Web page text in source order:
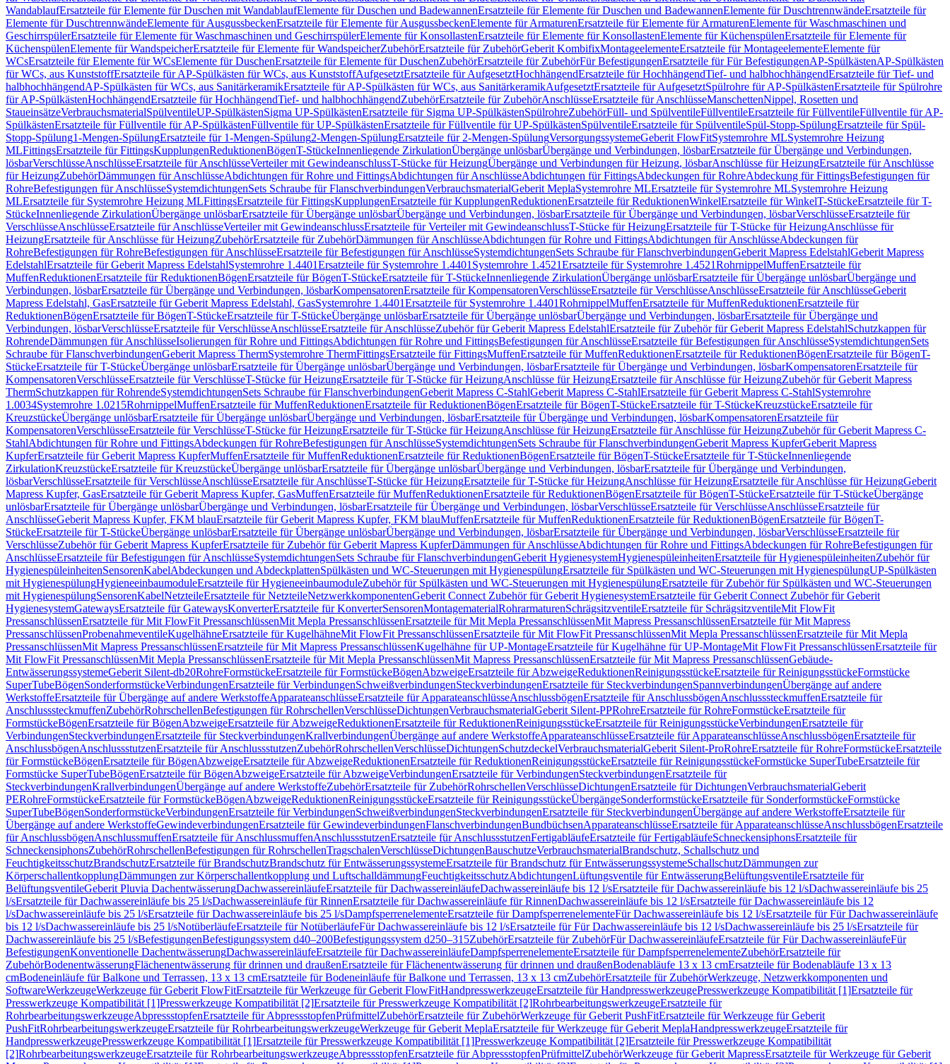
WandablaufErsatzteile für Elemente für Duschen mit WandablaufElemente für Duschen und BadewannenErsatzteile für Elemente für Duschen und BadewannenElemente für DuschtrennwändeErsatzteile für
Elemente für DuschtrennwändeElemente für AusgussbeckenErsatzteile für Elemente für AusgussbeckenElemente für ArmaturenErsatzteile für Elemente für ArmaturenElemente für Waschmaschinen und
GeschirrspülerErsatzteile für Elemente für Waschmaschinen und GeschirrspülerElemente für KonsollastenErsatzteile für Elemente für KonsollastenElemente für KüchenspülenErsatzteile für Elemente für
KüchenspülenElemente für WandspeicherErsatzteile für Elemente für WandspeicherZubehörErsatzteile für ZubehörGeberit KombifixMontageelementeErsatzteile für MontageelementeElemente für
WCsErsatzteile für Elemente für WCsElemente für DuschenErsatzteile für Elemente für DuschenZubehörErsatzteile für ZubehörFür BefestigungenErsatzteile für Für BefestigungenAP-SpülkästenAP-Spülkästen
für WCs, aus KunststoffErsatzteile für AP-Spülkästen für WCs, aus KunststoffAufgesetztErsatzteile für AufgesetztHochhängendErsatzteile für HochhängendTief- und halbhochhängendErsatzteile für Tief- und
halbhochhängendAP-Spülkästen für WCs, aus SanitärkeramikErsatzteile für AP-Spülkästen für WCs, aus SanitärkeramikAufgesetztErsatzteile für AufgesetztSpülrohre für AP-SpülkästenErsatzteile für Spülrohre
für AP-SpülkästenHochhängendErsatzteile für HochhängendTief- und halbhochhängendZubehörErsatzteile für ZubehörAnschlüsseErsatzteile für AnschlüsseManschettenNippel, Rosetten und
StaueinsätzeVerbrauchsmaterialSpülventileUP-SpülkästenSigma UP-SpülkästenErsatzteile für Sigma UP-SpülkästenSpülrohreZubehörFüll- und SpülventileFüllventileErsatzteile für FüllventileFüllventile für AP-
SpülkästenErsatzteile für Füllventile für AP-SpülkästenFüllventile für UP-SpülkästenErsatzteile für Füllventile für UP-SpülkästenSpülventileErsatzteile für SpülventileSpül-Stopp-SpülungErsatzteile für Spül-
Stopp-Spülung1-Mengen-SpülungErsatzteile für 1-Mengen-Spülung2-Mengen-SpülungErsatzteile für 2-Mengen-SpülungVersorgungssystemeGeberit FlowFitSystemrohre MLSystemrohre Heizung
MLFittingsErsatzteile für FittingsKupplungenReduktionenBögenT-StückeInnenliegende ZirkulationÜbergänge unlösbarÜbergänge und Verbindungen, lösbarErsatzteile für Übergänge und Verbindungen,
lösbarVerschlüsseAnschlüsseErsatzteile für AnschlüsseVerteiler mit GewindeanschlussT-Stücke für HeizungÜbergänge und Verbindungen für Heizung, lösbarAnschlüsse für HeizungErsatzteile für Anschlüsse
für HeizungZubehörDämmungen für AnschlüsseAbdichtungen für Rohre und FittingsAbdichtungen für AnschlüsseAbdichtungen für FittingsAbdeckungen für RohreAbdeckung für FittingsBefestigungen für
RohreBefestigungen für AnschlüsseSystemdichtungenSets Schraube für FlanschverbindungenVerbrauchsmaterialGeberit MeplaSystemrohre MLErsatzteile für Systemrohre MLSystemrohre Heizung
MLErsatzteile für Systemrohre Heizung MLFittingsErsatzteile für FittingsKupplungenErsatzteile für KupplungenReduktionenErsatzteile für ReduktionenWinkelErsatzteile für WinkelT-StückeErsatzteile für T-
StückeInnenliegende ZirkulationÜbergänge unlösbarErsatzteile für Übergänge unlösbarÜbergänge und Verbindungen, lösbarErsatzteile für Übergänge und Verbindungen, lösbarVerschlüsseErsatzteile für
VerschlüsseAnschlüsseErsatzteile für AnschlüsseVerteiler mit GewindeanschlussErsatzteile für Verteiler mit GewindeanschlussT-Stücke für HeizungErsatzteile für T-Stücke für HeizungAnschlüsse für
HeizungErsatzteile für Anschlüsse für HeizungZubehörErsatzteile für ZubehörDämmungen für AnschlüsseAbdichtungen für Rohre und FittingsAbdichtungen für AnschlüsseAbdeckungen für
RohreBefestigungen für RohreBefestigungen für AnschlüsseErsatzteile für Befestigungen für AnschlüsseSystemdichtungenSets Schraube für FlanschverbindungenGeberit Mapress EdelstahlGeberit Mapress
EdelstahlErsatzteile für Geberit Mapress EdelstahlSystemrohre 1.4401Ersatzteile für Systemrohre 1.4401 Systemrohre 1.4521Ersatzteile für Systemrohre 1.4521RohrnippelMuffenErsatzteile für
MuffenReduktionenErsatzteile für ReduktionenBögenErsatzteile für BögenT-StückeErsatzteile für T-StückeInnenliegende ZirkulationÜbergänge unlösbarErsatzteile für Übergänge unlösbarÜbergänge und
Verbindungen, lösbarErsatzteile für Übergänge und Verbindungen, lösbarKompensatorenErsatzteile für KompensatorenVerschlüsseErsatzteile für VerschlüsseAnschlüsseErsatzteile für AnschlüsseGeberit
Mapress Edelstahl, GasErsatzteile für Geberit Mapress Edelstahl, GasSystemrohre 1.4401Ersatzteile für Systemrohre 1.4401RohrnippelMuffenErsatzteile für MuffenReduktionenErsatzteile für
ReduktionenBögenErsatzteile für BögenT-StückeErsatzteile für T-StückeÜbergänge unlösbarErsatzteile für Übergänge unlösbarÜbergänge und Verbindungen, lösbarErsatzteile für Übergänge und
Verbindungen, lösbarVerschlüsseErsatzteile für VerschlüsseAnschlüsseErsatzteile für AnschlüsseZubehör für Geberit Mapress EdelstahlErsatzteile für Zubehör für Geberit Mapress EdelstahlSchutzkappen für
RohrendeDämmungen für AnschlüsseIsolierungen für Rohre und FittingsAbdichtungen für Rohre und FittingsBefestigungen für AnschlüsseErsatzteile für Befestigungen für AnschlüsseSystemdichtungenSets
Schraube für FlanschverbindungenGeberit Mapress ThermSystemrohre ThermFittingsErsatzteile für FittingsMuffenErsatzteile für MuffenReduktionenErsatzteile für ReduktionenBögenErsatzteile für BögenT-
StückeErsatzteile für T-StückeÜbergänge unlösbarErsatzteile für Übergänge unlösbarÜbergänge und Verbindungen, lösbarErsatzteile für Übergänge und Verbindungen, lösbarKompensatorenErsatzteile für
KompensatorenVerschlüsseErsatzteile für VerschlüsseT-Stücke für HeizungErsatzteile für T-Stücke für HeizungAnschlüsse für HeizungErsatzteile für Anschlüsse für HeizungZubehör für Geberit Mapress
ThermSchutzkappen für RohrendeSystemdichtungenSets Schraube für FlanschverbindungenGeberit Mapress C-StahlGeberit Mapress C-StahlErsatzteile für Geberit Mapress C-StahlSystemrohre
1.0034Systemrohre 1.0215RohrnippelMuffenErsatzteile für MuffenReduktionenErsatzteile für ReduktionenBögenErsatzteile für BögenT-StückeErsatzteile für T-StückeKreuzstückeErsatzteile für
KreuzstückeÜbergänge unlösbarErsatzteile für Übergänge unlösbarÜbergänge und Verbindungen, lösbarErsatzteile für Übergänge und Verbindungen, lösbarKompensatorenErsatzteile für
KompensatorenVerschlüsseErsatzteile für VerschlüsseT-Stücke für HeizungErsatzteile für T-Stücke für HeizungAnschlüsse für HeizungErsatzteile für Anschlüsse für HeizungZubehör für Geberit Mapress C-
StahlAbdichtungen für Rohre und FittingsAbdeckungen für RohreBefestigungen für AnschlüsseSystemdichtungenSets Schraube für FlanschverbindungenGeberit Mapress KupferGeberit Mapress
KupferErsatzteile für Geberit Mapress KupferMuffenErsatzteile für MuffenReduktionenErsatzteile für ReduktionenBögenErsatzteile für BögenT-StückeErsatzteile für T-StückeInnenliegende
ZirkulationKreuzstückeErsatzteile für KreuzstückeÜbergänge unlösbarErsatzteile für Übergänge unlösbarÜbergänge und Verbindungen, lösbarErsatzteile für Übergänge und Verbindungen,
lösbarVerschlüsseErsatzteile für VerschlüsseAnschlüsseErsatzteile für AnschlüsseT-Stücke für HeizungErsatzteile für T-Stücke für HeizungAnschlüsse für HeizungErsatzteile für Anschlüsse für HeizungGeberit
Mapress Kupfer, GasErsatzteile für Geberit Mapress Kupfer, GasMuffenErsatzteile für MuffenReduktionenErsatzteile für ReduktionenBögenErsatzteile für BögenT-StückeErsatzteile für T-StückeÜbergänge
unlösbarErsatzteile für Übergänge unlösbarÜbergänge und Verbindungen, lösbarErsatzteile für Übergänge und Verbindungen, lösbarVerschlüsseErsatzteile für VerschlüsseAnschlüsseErsatzteile für
AnschlüsseGeberit Mapress Kupfer, FKM blauErsatzteile für Geberit Mapress Kupfer, FKM blauMuffenErsatzteile für MuffenReduktionenErsatzteile für ReduktionenBögenErsatzteile für BögenT-
StückeErsatzteile für T-StückeÜbergänge unlösbarErsatzteile für Übergänge unlösbarÜbergänge und Verbindungen, lösbarErsatzteile für Übergänge und Verbindungen, lösbarVerschlüsseErsatzteile für
VerschlüsseZubehör für Geberit Mapress KupferErsatzteile für Zubehör für Geberit Mapress KupferDämmungen für AnschlüsseAbdichtungen für Rohre und FittingsAbdeckungen für RohreBefestigungen für
AnschlüsseErsatzteile für Befestigungen für AnschlüsseSystemdichtungenSets Schraube für FlanschverbindungenGeberit HygienesystemHygienespüleinheitenErsatzteile für HygienespüleinheitenZubehör für
HygienespüleinheitenSensorenKabelAbdeckungen und AbdeckplattenSpülkästen und WC-Steuerungen mit HygienespülungErsatzteile für Spülkästen und WC-Steuerungen mit HygienespülungUP-Spülkästen
mit HygienespülungHygieneeinbaumoduleErsatzteile für HygieneeinbaumoduleZubehör für Spülkästen und WC-Steuerungen mit HygienespülungErsatzteile für Zubehör für Spülkästen und WC-Steuerungen
mit HygienespülungSensorenKabelNetzteileErsatzteile für NetzteileNetzwerkkomponentenGeberit Connect Zubehör für Geberit HygienesystemErsatzteile für Geberit Connect Zubehör für Geberit
HygienesystemGatewaysErsatzteile für GatewaysKonverterErsatzteile für KonverterSensorenMontagematerialRohrarmaturenSchrägsitzventileErsatzteile für SchrägsitzventileMit FlowFit
PressanschlüssenErsatzteile für Mit FlowFit PressanschlüssenMit Mepla PressanschlüssenErsatzteile für Mit Mepla PressanschlüssenMit Mapress PressanschlüssenErsatzteile für Mit Mapress
PressanschlüssenProbenahmeventileKugelhähneErsatzteile für KugelhähneMit FlowFit PressanschlüssenErsatzteile für Mit FlowFit PressanschlüssenMit Mepla PressanschlüssenErsatzteile für Mit Mepla
PressanschlüssenMit Mapress PressanschlüssenErsatzteile für Mit Mapress PressanschlüssenKugelhähne für UP-MontageErsatzteile für Kugelhähne für UP-MontageMit FlowFit PressanschlüssenErsatzteile für
Mit FlowFit PressanschlüssenMit Mepla PressanschlüssenErsatzteile für Mit Mepla PressanschlüssenMit Mapress PressanschlüssenErsatzteile für Mit Mapress PressanschlüssenGebäude-
EntwässerungssystemeGeberit Silent-db20RohreFormstückeErsatzteile für FormstückeBögenAbzweigeErsatzteile für AbzweigeReduktionenReinigungsstückeErsatzteile für ReinigungsstückeFormstücke
SuperTubeBögenSonderformstückeVerbindungenErsatzteile für VerbindungenSchweißverbindungenSteckverbindungenErsatzteile für SteckverbindungenSpannverbindungenÜbergänge auf andere
WerkstoffeErsatzteile für Übergänge auf andere WerkstoffeApparateanschlüsseErsatzteile für ApparateanschlüsseAnschlussbögenErsatzteile für AnschlussbögenAnschlusssteckmuffenErsatzteile für
AnschlusssteckmuffenZubehörRohrschellenBefestigungen für RohrschellenVerschlüsseDichtungenVerbrauchsmaterialGeberit Silent-PPRohreErsatzteile für RohreFormstückeErsatzteile für
FormstückeBögenErsatzteile für BögenAbzweigeErsatzteile für AbzweigeReduktionenErsatzteile für ReduktionenReinigungsstückeErsatzteile für ReinigungsstückeVerbindungenErsatzteile für
VerbindungenSteckverbindungenErsatzteile für SteckverbindungenKrallverbindungenÜbergänge auf andere WerkstoffeApparateanschlüsseErsatzteile für ApparateanschlüsseAnschlussbögenErsatzteile für
AnschlussbögenAnschlussstutzenErsatzteile für AnschlussstutzenZubehörRohrschellenVerschlüsseDichtungenSchutzdeckelVerbrauchsmaterialGeberit Silent-ProRohreErsatzteile für RohreFormstückeErsatzteile
für FormstückeBögenErsatzteile für BögenAbzweigeErsatzteile für AbzweigeReduktionenErsatzteile für ReduktionenReinigungsstückeErsatzteile für ReinigungsstückeFormstücke SuperTubeErsatzteile für
Formstücke SuperTubeBögenErsatzteile für BögenAbzweigeErsatzteile für AbzweigeVerbindungenErsatzteile für VerbindungenSteckverbindungenErsatzteile für
SteckverbindungenKrallverbindungenÜbergänge auf andere WerkstoffeZubehörErsatzteile für ZubehörRohrschellenVerschlüsseDichtungenErsatzteile für DichtungenVerbrauchsmaterialGeberit
PERohreFormstückeErsatzteile für FormstückeBögenAbzweigeReduktionenReinigungsstückeErsatzteile für ReinigungsstückeÜbergängeSonderformstückeErsatzteile für SonderformstückeFormstücke
SuperTubeBögenSonderformstückeVerbindungenErsatzteile für VerbindungenSchweißverbindungenSteckverbindungenErsatzteile für SteckverbindungenÜbergänge auf andere WerkstoffeErsatzteile für
Übergänge auf andere WerkstoffeGewindeverbindungenErsatzteile für GewindeverbindungenFlanschverbindungenBundbüchsenApparateanschlüsseErsatzteile für ApparateanschlüsseAnschlussbögenErsatzteile
für AnschlussbögenAnschlussmuffenErsatzteile für AnschlussmuffenAnschlussstutzenErsatzteile für AnschlussstutzenFertigabläufeErsatzteile für FertigabläufeSchneckensiphonsErsatzteile für
SchneckensiphonsZubehörRohrschellenBefestigungen für RohrschellenTragschalenVerschlüsseDichtungenBauschutzeVerbrauchsmaterialBrandschutz, Schallschutz und
FeuchtigkeitsschutzBrandschutzErsatzteile für BrandschutzBrandschutz für EntwässerungssystemeErsatzteile für Brandschutz für EntwässerungssystemeSchallschutzDämmungen zur
KörperschallentkopplungDämmungen zur Körperschallentkopplung und LuftschalldämmungFeuchtigkeitsschutzAbdichtungenLüftungsventile für EntwässerungBelüftungsventileErsatzteile für
BelüftungsventileGeberit Pluvia DachentwässerungDachwassereinläufeErsatzteile für DachwassereinläufeDachwassereinläufe bis 12 l/sErsatzteile für Dachwassereinläufe bis 12 l/sDachwassereinläufe bis 25
l/sErsatzteile für Dachwassereinläufe bis 25 l/sDachwassereinläufe für RinnenErsatzteile für Dachwassereinläufe für RinnenDachwassereinläufe bis 12 l/sErsatzteile für Dachwassereinläufe bis 12
l/sDachwassereinläufe bis 25 l/sErsatzteile für Dachwassereinläufe bis 25 l/sDampfsperrenelementeErsatzteile für DampfsperrenelementeFür Dachwassereinläufe bis 12 l/sErsatzteile für Für Dachwassereinläufe
bis 12 l/sDachwassereinläufe bis 25 l/sNotüberläufeErsatzteile für NotüberläufeFür Dachwassereinläufe bis 12 l/sErsatzteile für Für Dachwassereinläufe bis 12 l/sDachwassereinläufe bis 25 l/sErsatzteile für
Dachwassereinläufe bis 25 l/sBefestigungenBefestigungssystem d40–200Befestigungssystem d250–315ZubehörErsatzteile für ZubehörFür DachwassereinläufeErsatzteile für Für DachwassereinläufeFür
BefestigungenKonventionelle DachentwässerungDachwassereinläufeErsatzteile für DachwassereinläufeDampfsperrenelementeErsatzteile für DampfsperrenelementeZubehörErsatzteile für
ZubehörBodenentwässerungFlächenentwässerung für drinnen und draußenErsatzteile für Flächenentwässerung für drinnen und draußenBodenabläufe 13 x 13 cmErsatzteile für Bodenabläufe 13 x 13
cmBodeneinläufe für Balkone und Terrassen, 13 x 13 cmErsatzteile für Bodeneinläufe für Balkone und Terrassen, 13 x 13 cmZubehörErsatzteile für ZubehörWerkzeuge, Netzwerkkomponenten und
SoftwareWerkzeugeWerkzeuge für Geberit FlowFitErsatzteile für Werkzeuge für Geberit FlowFitHandpresswerkzeugeErsatzteile für HandpresswerkzeugePresswerkzeuge Kompatibilität [1]Ersatzteile für
Presswerkzeuge Kompatibilität [1]Presswerkzeuge Kompatibilität [2]Ersatzteile für Presswerkzeuge Kompatibilität [2]RohrbearbeitungswerkzeugeErsatzteile für
RohrbearbeitungswerkzeugeAbpressstopfenErsatzteile für AbpressstopfenPrüfmittelZubehörErsatzteile für ZubehörWerkzeuge für Geberit PushFitErsatzteile für Werkzeuge für Geberit
PushFitRohrbearbeitungswerkzeugeErsatzteile für RohrbearbeitungswerkzeugeWerkzeuge für Geberit MeplaErsatzteile für Werkzeuge für Geberit MeplaHandpresswerkzeugeErsatzteile für
HandpresswerkzeugePresswerkzeuge Kompatibilität [1]Ersatzteile für Presswerkzeuge Kompatibilität [1]Presswerkzeuge Kompatibilität [2]Ersatzteile für Presswerkzeuge Kompatibilität
[2]RohrbearbeitungswerkzeugeErsatzteile für RohrbearbeitungswerkzeugeAbpressstopfenErsatzteile für AbpressstopfenPrüfmittelZubehörWerkzeuge für Geberit MapressErsatzteile für Werkzeuge für Geberit